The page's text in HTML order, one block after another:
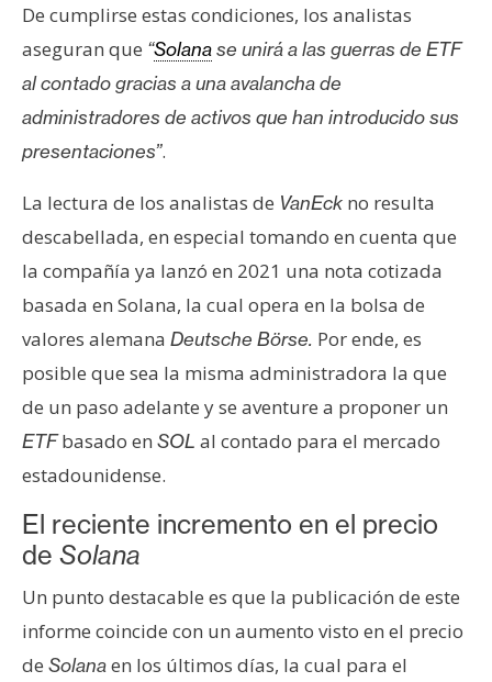
R
e
c
u
s
o
s
C
o
n
a
c
o
y
P
l
De cumplirse estas condiciones, los analistas
aseguran que “Solanase unirá a las guerras de ETF
al contado gracias a una avalancha de
administradores de activos que han introducido sus
presentaciones”.
La lectura de los analistas de VanEck no resulta
descabellada, en especial tomando en cuenta que
la compañía ya lanzó en 2021 una nota cotizada
basada en Solana, la cual opera en la bolsa de
valores alemana Deutsche Börse. Por ende, es
posible que sea la misma administradora la que
de un paso adelante y se aventure a proponer un
ETFbasado en SOL al contado para el mercado
estadounidense.
El reciente incremento en el precio
de Solana
Un punto destacable es que la publicación de este
informe coincide con un aumento visto en el precio
de Solanaen los últimos días, la cual para el